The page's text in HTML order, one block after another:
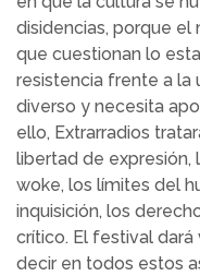
disidencias, porque el
que cuestionan lo
resistencia frente a la
diverso y necesita
ello, Extrarradios
libertad de expresión,
woke, los límites del
inquisición, los
crítico. El festival
decir en todos estos